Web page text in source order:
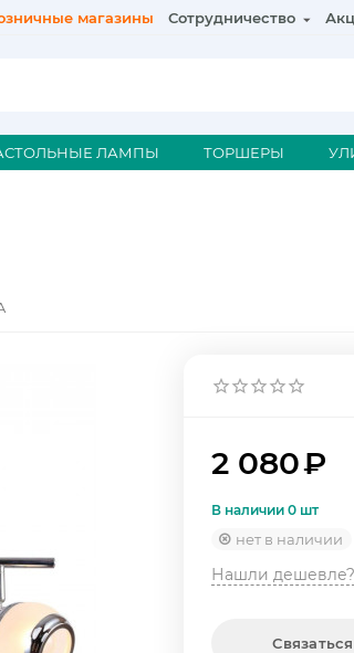
магазины Сотрудничество
ЛАМПЫ ТОРШЕРЫ
2 080₽
В наличии 0 шт
нет в наличии
Нашли дешевле?